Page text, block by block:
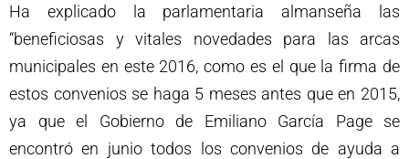
Ha explicado la parlamentaria almanseña las
“beneficiosas y vitales novedades para las arcas
municipales en este 2016, como es el que la firma de
estos convenios se haga 5 meses antes que en 2015,
ya que el Gobierno de Emiliano García Page se
encontró en junio todos los convenios de ayuda a